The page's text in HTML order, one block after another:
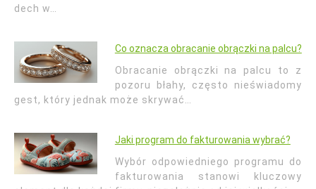
dech w…
Co oznacza obracanie obrączki na palcu?
Obracanie obrączki na palcu to z
pozoru błahy, często nieświadomy
gest, który jednak może skrywać…
Jaki program do fakturowania wybrać?
Wybór odpowiedniego programu do
fakturowania stanowi kluczowy